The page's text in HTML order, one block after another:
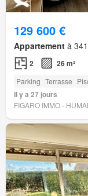
129 600 €
Appartement à
2 26 m²
Parking Terrasse
Il y a 27 jours
FIGARO IMMO -